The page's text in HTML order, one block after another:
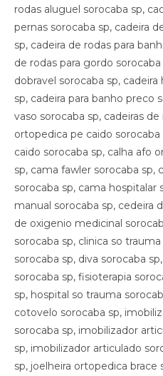
rodas aluguel sorocaba sp,
pernas sorocaba sp, cadeira
sp, cadeira de rodas para
de rodas para gordo
dobravel sorocaba sp,
sp, cadeira para banho preco
vaso sorocaba sp, cadeiras
ortopedica pe caido
caido sorocaba sp, calha afo
sp, cama fawler sorocaba
sorocaba sp, cama hospitalar
manual sorocaba sp, cedeira
de oxigenio medicinal
sorocaba sp, clinica so
sorocaba sp, diva sorocaba
sorocaba sp, fisioterapia
sp, hospital so trauma
cotovelo sorocaba sp,
sorocaba sp, imobilizador
sp, imobilizador articulado
sp, joelheira ortopedica brace